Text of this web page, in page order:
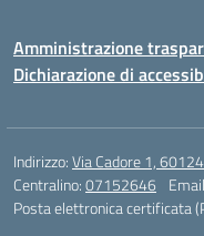
Amministrazione
Dichiarazione di
Indirizzo:Via Cadore 1,
Centralino:07152646
Posta elettronica certificata